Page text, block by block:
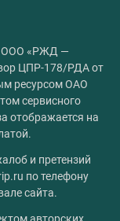
ООО «РЖД —
ЦПР-178/РДА от
ресурсом ОАО
сервисного
отображается на
и претензий
по телефону
сайта.